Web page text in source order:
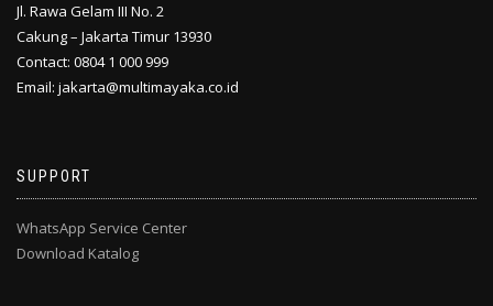
Jl. Rawa Gelam III No. 2
Cakung – Jakarta Timur 13930
Contact: 0804 1 000 999
Email: jakarta@multimayaka.co.id
SUPPORT
WhatsApp Service Center
Download Katalog